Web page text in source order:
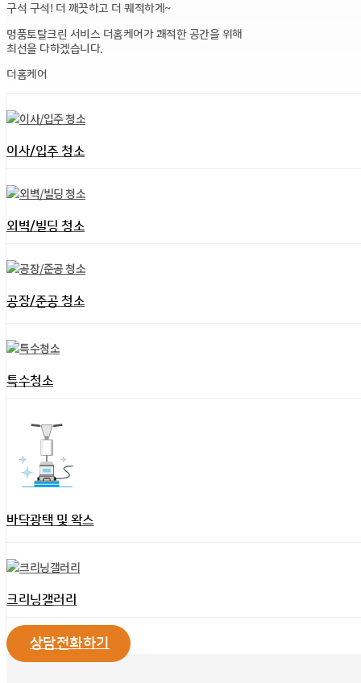
구석 구석! 더 깨끗하고 더 퀘적하게~
명품토탈크린 서비스 더홈케어가 쾌적한 공간을 위해
최선을 다하겠습니다.
더홈케어
이사/입주 청소
외벽/빌딩 청소
공장/준공 청소
특수청소
바닥광택 및 왁스
크리닝갤러리
상담전화하기